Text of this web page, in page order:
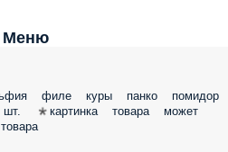
Меню
филе куры панко помидор
товара может